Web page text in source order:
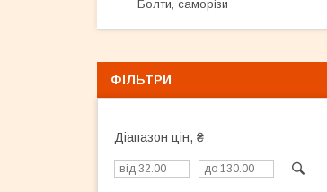
Болти, саморізи
ФІЛЬТРИ
Діапазон цін, ₴